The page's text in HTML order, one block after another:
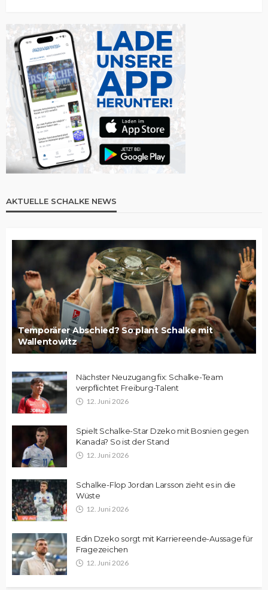
AKTUELLE SCHALKE NEWS
Temporärer Abschied? So plant Schalke mit
Wallentowitz
Nächster Neuzugang fix: Schalke-Team
verpflichtet Freiburg-Talent
12. Juni 2026
Spielt Schalke-Star Dzeko mit Bosnien gegen
Kanada? So ist der Stand
12. Juni 2026
Schalke-Flop Jordan Larsson zieht es in die
Wüste
12. Juni 2026
Edin Dzeko sorgt mit Karriereende-Aussage für
Fragezeichen
12. Juni 2026